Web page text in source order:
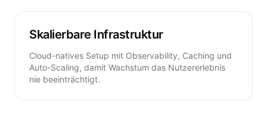
Skalierbare Infrastruktur
Cloud-natives Setup mit Observability, Caching und
Auto-Scaling, damit Wachstum das Nutzererlebnis
nie beeinträchtigt.